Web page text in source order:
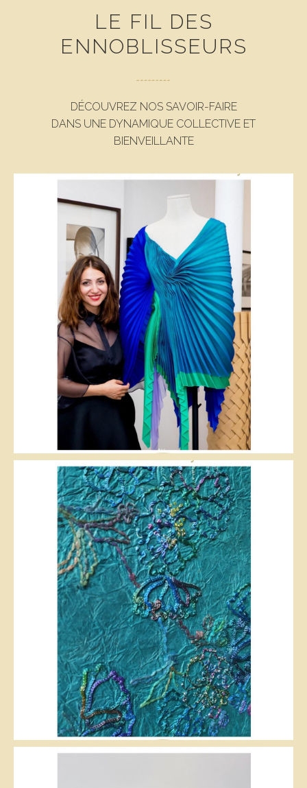
LE FIL DES
ENNOBLISSEURS
DÉCOUVREZ NOS SAVOIR-FAIRE
DANS UNE DYNAMIQUE COLLECTIVE ET
BIENVEILLANTE